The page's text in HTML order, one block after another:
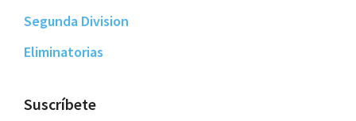
Segunda Division
Eliminatorias
Suscríbete